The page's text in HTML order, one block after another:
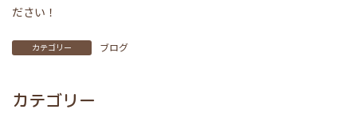
ださい！
カテゴリー ブログ
カテゴリー